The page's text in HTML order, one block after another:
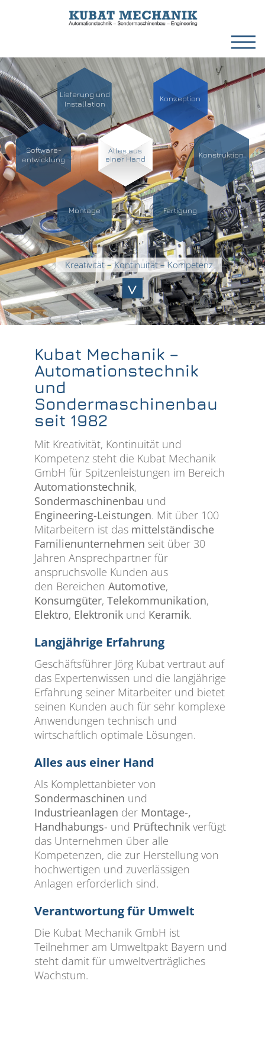
Lieferung und
Installation
Konzeption
Software-
entwicklung
Alles aus
einer Hand
Konstruktion
Montage Fertigung
Kreativität – Kontinuität – Kompetenz
Kubat Mechanik –
Automationstechnik
und
Sondermaschinenbau
seit 1982
Mit Kreativität, Kontinuität und
Kompetenz steht die Kubat Mechanik
GmbH für Spitzenleistungen im Bereich
Automationstechnik,
Sondermaschinenbau und
Engineering-Leistungen. Mit über 100
Mitarbeitern ist das mittelständische
Familienunternehmen seit über 30
Jahren Ansprechpartner für
anspruchsvolle Kunden aus
den Bereichen Automotive,
Konsumgüter, Telekommunikation,
Elektro, Elektronikund Keramik.
Langjährige Erfahrung
Geschäftsführer Jörg Kubat vertraut auf
das Expertenwissen und die langjährige
Erfahrung seiner Mitarbeiter und bietet
seinen Kunden auch für sehr komplexe
Anwendungen technisch und
wirtschaftlich optimale Lösungen.
Alles aus einer Hand
Als Komplettanbieter von
Sondermaschinen und
Industrieanlagen der Montage-,
Handhabungs- und Prüftechnikverfügt
das Unternehmen über alle
Kompetenzen, die zur Herstellung von
hochwertigen und zuverlässigen
Anlagen erforderlich sind.
Verantwortung für Umwelt
Die Kubat Mechanik GmbH ist
Teilnehmer am Umweltpakt Bayern und
steht damit für umweltverträgliches
Wachstum.